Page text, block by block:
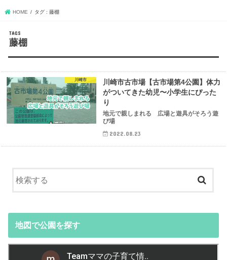
HOME タグ : 藤棚
藤棚
川崎市
川崎市古市場【古市場第4公園】体力
がついてきた幼児〜小学生にぴった
り
地元で親しまれる 広場と遊具がそろう遊
び場
2022.08.23
地図で公園を探す